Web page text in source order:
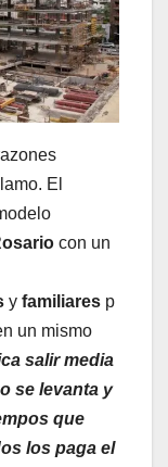
El
con un
y familiares p
un mismo
salir media
se levanta y
que
los paga el